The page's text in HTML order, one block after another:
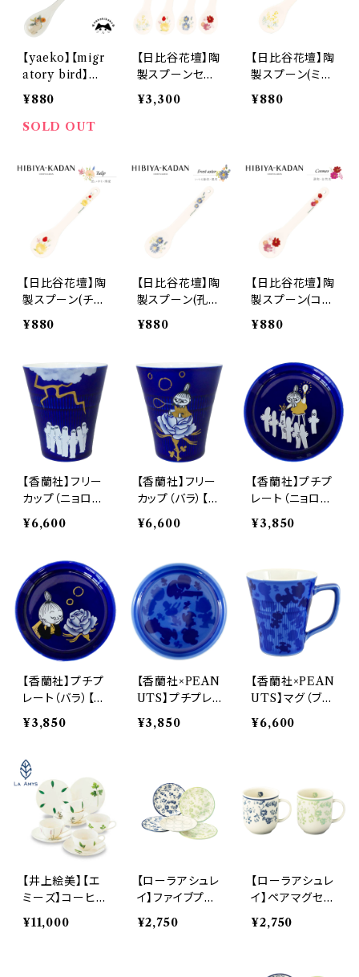
【yaeko】【migr
atory bird】陶
製スプーン（白
猫）【MIG10】M
IG12-850T
¥880
SOLD OUT
【日比谷花壇】陶
製スプーンセッ
ト【HBK10】HB
K10-126
¥3,300
【日比谷花壇】陶
製スプーン(ミモ
ザ)【HBK10】H
BK11-850
¥880
【日比谷花壇】陶
製スプーン(チュ
ーリップ)【HBK
10】HBK12-85
¥880
【日比谷花壇】陶
製スプーン(孔雀
草)【HBK10】H
BK13-850
¥880
【日比谷花壇】陶
製スプーン(コス
モス)【HBK10】
HBK14-850
¥880
【香蘭社】フリー
カップ（ニョロニ
ョロ）【MM980
0】MM9802-3
¥6,600
【香蘭社】フリー
カップ（バラ）【M
M9800】MM9
801-339
¥6,600
【香蘭社】プチプ
レート（ニョロニ
ョロ）【MM980
0】MM9802-61
¥3,850
【香蘭社】プチプ
レート（バラ）【M
M9800】MM9
801-610
¥3,850
【香蘭社×PEAN
UTS】プチプレ
ート（ブルー）【S
N2600】SN26
¥3,850
【香蘭社×PEAN
UTS】マグ（ブル
ー）【SN2600】S
N2601-11
¥6,600
【井上絵美】【エ
ミーズ】コーヒー
＆ティー・ヴァリ
エ5【トゥージュ
¥11,000
【ローラアシュレ
イ】ファイブプレ
ートセット【LA11
0】LA110-57
¥2,750
【ローラアシュレ
イ】ペアマグセッ
ト【LA110】LA11
0-13
¥2,750